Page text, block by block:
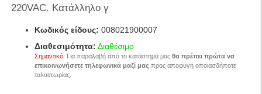
220VAC. Κατάλληλο γ
Κωδικός είδους: 008021900007
Διαθεσιμότητα: Διαθέσιμο
Σημαντικό: Για παραλαβή από το κατάστημά μας θα πρέπει πρώτα να
επικοινωνήσετε τηλεφωνικά μαζί μας προς αποφυγή οποιασδήποτε
ταλαιπωρίας.